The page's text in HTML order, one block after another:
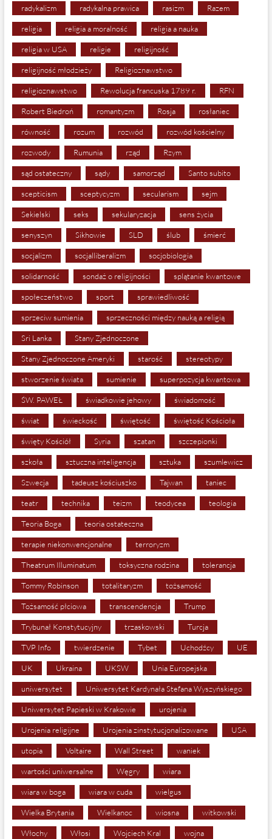
radykalizm radykalna prawica rasizm Razem
religia religia a moralność religia a nauka
religia w USA religie religijność
religijność młodzieży Religioznawstwo
religioznawstwo Rewolucja francuska 1789 r. RFN
Robert Biedroń romantyzm Rosja rosłaniec
równość rozum rozwód rozwód kościelny
rozwody Rumunia rząd Rzym
sąd ostateczny sądy samorząd Santo subito
scepticism sceptycyzm secularism sejm
Sekielski seks sekularyzacja sens życia
senyszyn Sikhowie SLD ślub śmierć
socjalizm socjalliberalizm socjobiologia
solidarność sondaż o religijności splątanie kwantowe
społeczeństwo sport sprawiedliwość
sprzeciw sumienia sprzeczności między nauką a religią
Sri Lanka Stany Zjednoczone
Stany Zjednoczone Ameryki starość stereotypy
stworzenie świata sumienie superpozycja kwantowa
ŚW. PAWEŁ świadkowie jehowy świadomość
świat świeckość świętość świętość Kościoła
święty Kościół Syria szatan szczepionki
szkoła sztuczna inteligencja sztuka szumlewicz
Szwecja tadeusz kościuszko Tajwan taniec
teatr technika teizm teodycea teologia
Teoria Boga teoria ostateczna
terapie niekonwencjonalne terroryzm
Theatrum Illuminatum toksyczna rodzina tolerancja
Tommy Robinson totalitaryzm tożsamość
Tożsamość płciowa transcendencja Trump
Trybunał Konstytucyjny trzaskowski Turcja
TVP Info twierdzenie Tybet Uchodźcy UE
UK Ukraina UKSW Unia Europejska
uniwersytet Uniwersytet Kardynała Stefana Wyszyńskiego
Uniwersytet Papieski w Krakowie urojenia
Urojenia religijne Urojenia zinstytucjonalizowane USA
utopia Voltaire Wall Street waniek
wartości uniwersalne Węgry wiara
wiara w boga wiara w cuda wielgus
Wielka Brytania Wielkanoc wiosna witkowski
Włochy Włosi Wojciech Kral wojna